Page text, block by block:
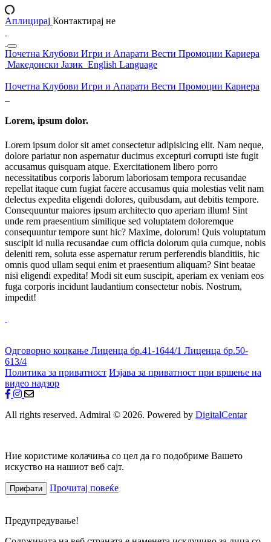
Аплицирај Контактирај не
Почетна Клубови Игри и Апарати Вести Промоции Кариера
Македонски Јазик English Language
Почетна Клубови Игри и Апарати Вести Промоции Кариера
Lorem, ipsum dolor.
Lorem ipsum dolor sit amet consectetur adipisicing elit. Nam neque,
dolore pariatur non aspernatur ducimus excepturi corrupti iste fugit
accusamus quisquam atque. Exercitationem libero porro
necessitatibus corporis laborum laboriosam tempora recusandae
repellat itaque cum fugiat facere accusamus quia molestias velit nam
delectus expedita eligendi dolores, quibusdam, aut debitis tempore.
Consequuntur maiores ipsum architecto quo aperiam illum! Sint
unde rem praesentium similique sed voluptatem doloremque
consequuntur tempore sunt hic? Maxime, dolorum! Quis voluptatum
suscipit id nulla recusandae cum officia dolorum quia cumque, nobis
deleniti rem, soluta esse aspernatur rerum perferendis blanditiis, hic
omnis quod ullam sequi enim et praesentium aliquam? Sint beatae
nisi eligendi expedita! Modi sit eum suscipit, aperiam ex veniam eos
fuga corporis incidunt laudantium consectetur nobis. Nostrum,
impedit!
Одговорно коцкање Лиценца бр.41-1644/1 Лиценца бр.50-
613/4
Политика за приватност Изјава за приватност при вршење на
видео надзор
All rights reserved. Admiral © 2026. Powered by DigitalCentar
Ние користиме колачиња со цел да го подобриме Вашето
искуство на нашиот веб сајт.
Прифати Прочитај повеќе
Предупредување!